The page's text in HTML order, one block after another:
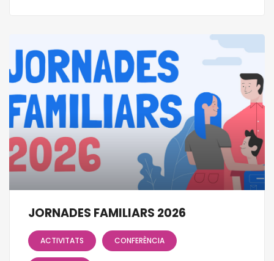
JORNADES FAMILIARS 2026
ACTIVITATS CONFERÈNCIA